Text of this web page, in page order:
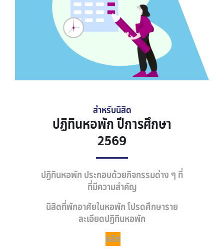
สำหรับนิสิต
ปฏิทินหอพัก ปีการศึกษา
2569
ปฏิทินหอพัก ประกอบด้วยกิจกรรมต่าง ๆ ที่
ที่มีความสำคัญ
นิสิตที่พักอาศัยในหอพัก โปรดศึกษาราย
ละเอียดปฏิทินหอพัก
คลิก